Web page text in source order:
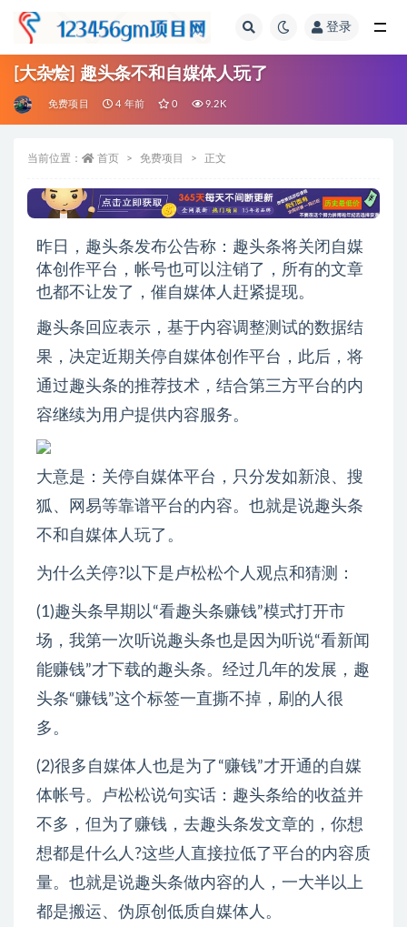
登录
[大杂烩] 趣头条不和自媒体人玩了
免费项目 4 年前 0 9.2K
当前位置： 首页 免费项目 正文
昨日，趣头条发布公告称：趣头条将关闭自媒
体创作平台，帐号也可以注销了，所有的文章
也都不让发了，催自媒体人赶紧提现。
趣头条回应表示，基于内容调整测试的数据结
果，决定近期关停自媒体创作平台，此后，将
通过趣头条的推荐技术，结合第三方平台的内
容继续为用户提供内容服务。
大意是：关停自媒体平台，只分发如新浪、搜
狐、网易等靠谱平台的内容。也就是说趣头条
不和自媒体人玩了。
为什么关停?以下是卢松松个人观点和猜测：
(1)趣头条早期以“看趣头条赚钱”模式打开市
场，我第一次听说趣头条也是因为听说“看新闻
能赚钱”才下载的趣头条。经过几年的发展，趣
头条“赚钱”这个标签一直撕不掉，刷的人很
多。
(2)很多自媒体人也是为了“赚钱”才开通的自媒
体帐号。卢松松说句实话：趣头条给的收益并
不多，但为了赚钱，去趣头条发文章的，你想
想都是什么人?这些人直接拉低了平台的内容质
量。也就是说趣头条做内容的人，一大半以上
都是搬运、伪原创低质自媒体人。